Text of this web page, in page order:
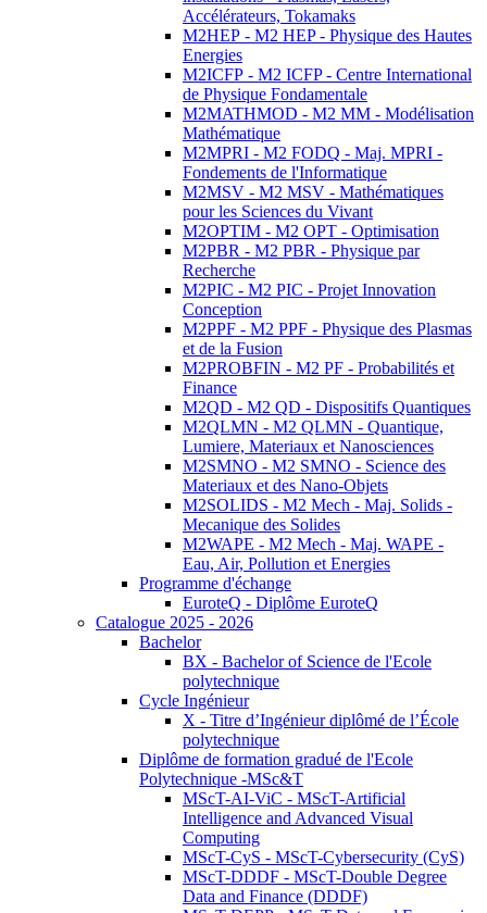
Accélérateurs, Tokamaks
M2HEP - M2 HEP - Physique des Hautes
Energies
M2ICFP - M2 ICFP - Centre International
de Physique Fondamentale
M2MATHMOD - M2 MM - Modélisation
Mathématique
M2MPRI - M2 FODQ - Maj. MPRI -
Fondements de l'Informatique
M2MSV - M2 MSV - Mathématiques
pour les Sciences du Vivant
M2OPTIM - M2 OPT - Optimisation
M2PBR - M2 PBR - Physique par
Recherche
M2PIC - M2 PIC - Projet Innovation
Conception
M2PPF - M2 PPF - Physique des Plasmas
et de la Fusion
M2PROBFIN - M2 PF - Probabilités et
Finance
M2QD - M2 QD - Dispositifs Quantiques
M2QLMN - M2 QLMN - Quantique,
Lumiere, Materiaux et Nanosciences
M2SMNO - M2 SMNO - Science des
Materiaux et des Nano-Objets
M2SOLIDS - M2 Mech - Maj. Solids -
Mecanique des Solides
M2WAPE - M2 Mech - Maj. WAPE -
Eau, Air, Pollution et Energies
Programme d'échange
EuroteQ - Diplôme EuroteQ
Catalogue 2025 - 2026
Bachelor
BX - Bachelor of Science de l'Ecole
polytechnique
Cycle Ingénieur
X - Titre d’Ingénieur diplômé de l’École
polytechnique
Diplôme de formation gradué de l'Ecole
Polytechnique -MSc&T
MScT-AI-ViC - MScT-Artificial
Intelligence and Advanced Visual
Computing
MScT-CyS - MScT-Cybersecurity (CyS)
MScT-DDDF - MScT-Double Degree
Data and Finance (DDDF)